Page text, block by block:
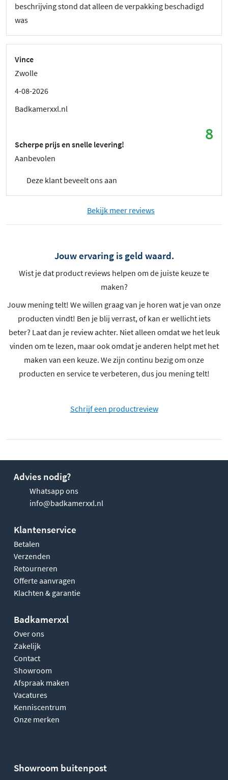
beschrijving stond dat alleen de verpakking beschadigd
was
Vince
Zwolle
4-08-2026
Badkamerxxl.nl
8
Scherpe prijs en snelle levering!
Aanbevolen
Deze klant beveelt ons aan
Bekijk meer reviews
Jouw ervaring is geld waard.
Wist je dat product reviews helpen om de juiste keuze te
maken?
Jouw mening telt! We willen graag van je horen wat je van onze
producten vindt! Ben je blij verrast, of kan er wellicht iets
beter? Laat dan je review achter. Niet alleen omdat we het leuk
vinden om te lezen, maar ook omdat je anderen helpt met het
maken van een keuze. We zijn continu bezig om onze
producten en service te verbeteren, dus jou mening telt!
Schrijf een productreview
Advies nodig?
Whatsapp ons
info@badkamerxxl.nl
Klantenservice
Betalen
Verzenden
Retourneren
Offerte aanvragen
Klachten & garantie
Badkamerxxl
Over ons
Zakelijk
Contact
Showroom
Afspraak maken
Vacatures
Kenniscentrum
Onze merken
Showroom buitenpost